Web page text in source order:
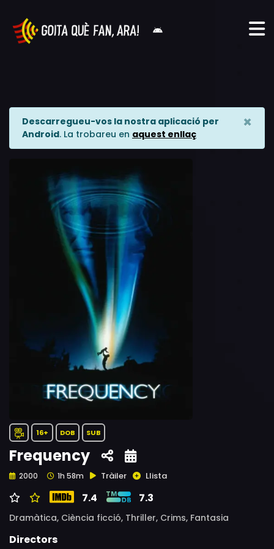
Descarregueu-vos la nostra aplicació per
Android. La trobareu en aquest enllaç
×
16+ DOB SUB
Frequency
2000 1h 58m Tràiler Llista
7.4 7.3
Dramàtica, Ciència ficció, Thriller, Crims, Fantasia
Directors